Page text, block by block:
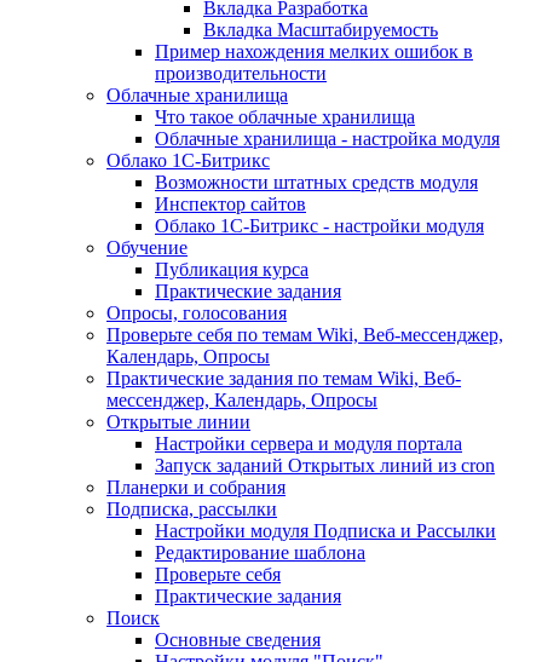
Вкладка Разработка
Вкладка Масштабируемость
Пример нахождения мелких ошибок в
производительности
Облачные хранилища
Что такое облачные хранилища
Облачные хранилища - настройка модуля
Облако 1С-Битрикс
Возможности штатных средств модуля
Инспектор сайтов
Облако 1С-Битрикс - настройки модуля
Обучение
Публикация курса
Практические задания
Опросы, голосования
Проверьте себя по темам Wiki, Веб-мессенджер,
Календарь, Опросы
Практические задания по темам Wiki, Веб-
мессенджер, Календарь, Опросы
Открытые линии
Настройки сервера и модуля портала
Запуск заданий Открытых линий из cron
Планерки и собрания
Подписка, рассылки
Настройки модуля Подписка и Рассылки
Редактирование шаблона
Проверьте себя
Практические задания
Поиск
Основные сведения